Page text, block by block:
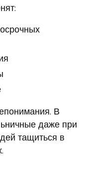
В
даже при
тащиться в